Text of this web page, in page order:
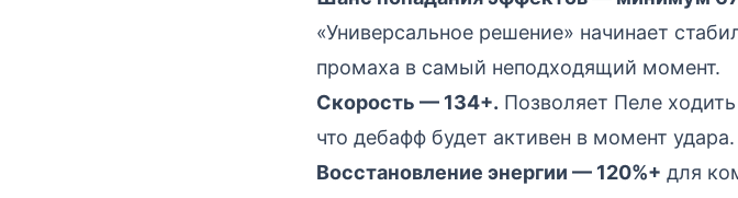
«Универсальное решение» начинает
промаха в самый неподходящий момент.
Скорость — 134+. Позволяет Пеле
что дебафф будет активен в момент удара.
Восстановление энергии — 120%+ для